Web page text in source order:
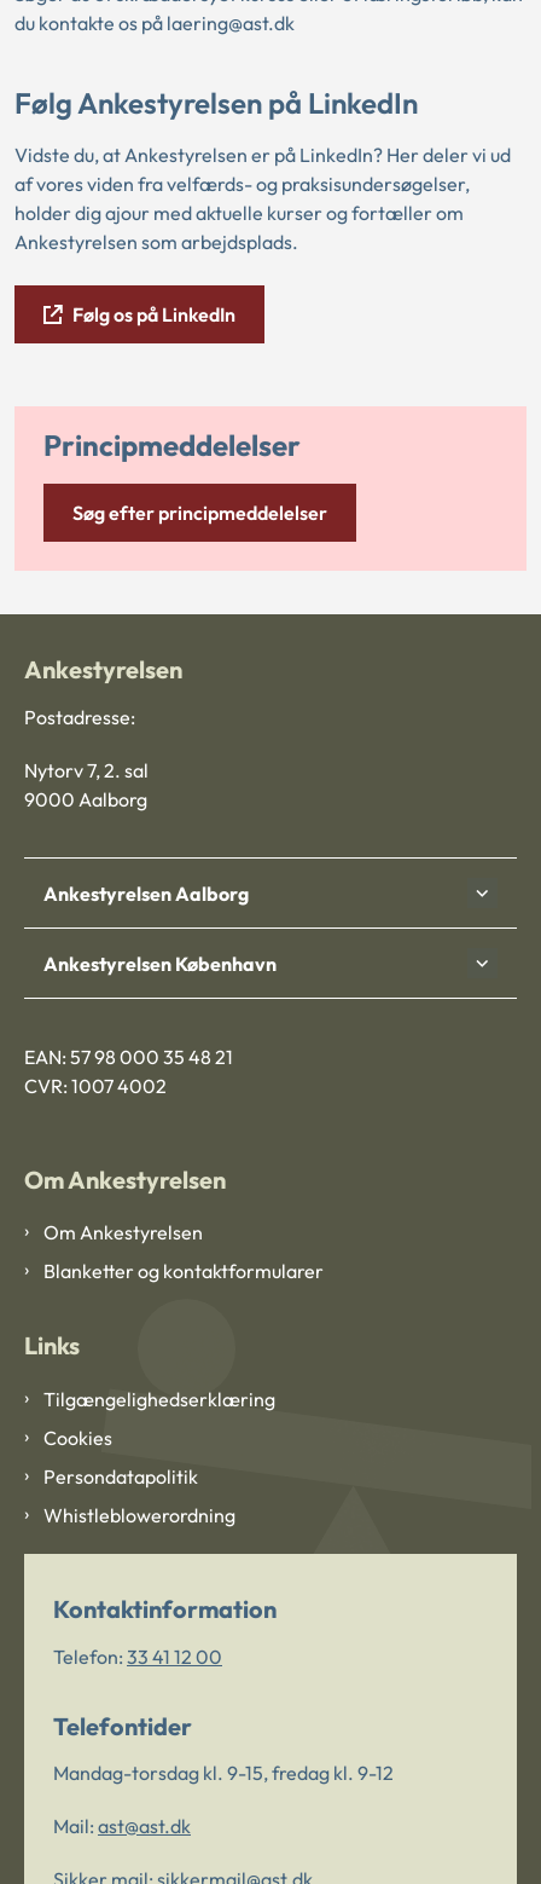
du kontakte os på laering@ast.dk
Følg Ankestyrelsen på LinkedIn
Vidste du, at Ankestyrelsen er på LinkedIn? Her deler vi ud
af vores viden fra velfærds- og praksisundersøgelser,
holder dig ajour med aktuelle kurser og fortæller om
Ankestyrelsen som arbejdsplads.
Følg os på LinkedIn
Principmeddelelser
Søg efter principmeddelelser
Ankestyrelsen
Postadresse:
Nytorv 7, 2. sal
9000 Aalborg
Ankestyrelsen Aalborg
Ankestyrelsen København
EAN: 57 98 000 35 48 21
CVR: 1007 4002
Om Ankestyrelsen
Om Ankestyrelsen
Blanketter og kontaktformularer
Links
Tilgængelighedserklæring
Cookies
Persondatapolitik
Whistleblowerordning
Kontaktinformation
Telefon: 33 41 12 00
Telefontider
Mandag-torsdag kl. 9-15, fredag kl. 9-12
Mail: ast@ast.dk